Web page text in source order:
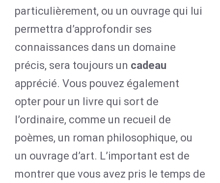
particulièrement, ou un ouvrage qui lui
permettra d’approfondir ses
connaissances dans un domaine
précis, sera toujours un cadeau
apprécié. Vous pouvez également
opter pour un livre qui sort de
l’ordinaire, comme un recueil de
poèmes, un roman philosophique, ou
un ouvrage d’art. L’important est de
montrer que vous avez pris le temps de